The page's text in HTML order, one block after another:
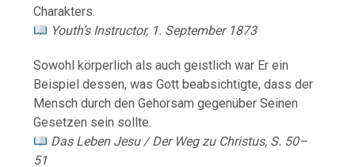
Charakters.
Youth’s Instructor, 1. September 1873
Sowohlkörperlichalsauchgeistlichwar Erein
Beispieldessen,wasGottbeabsichtigte,dassder
MenschdurchdenGehorsamgegenüberSeinen
Gesetzen sein sollte.
Das Leben Jesu /Der Wegzu Christus, S. 50–
51